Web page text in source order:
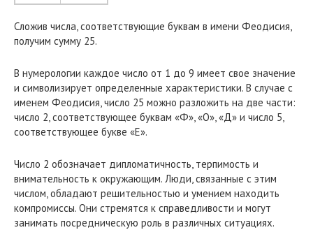
Сложив числа, соответствующие буквам в имени Феодисия,
получим сумму 25.
В нумерологии каждое число от 1 до 9 имеет свое значение
и символизирует определенные характеристики. В случае с
именем Феодисия, число 25 можно разложить на две части:
число 2, соответствующее буквам «Ф», «О», «Д» и число 5,
соответствующее букве «Е».
Число 2 обозначает дипломатичность, терпимость и
внимательность к окружающим. Люди, связанные с этим
числом, обладают решительностью и умением находить
компромиссы. Они стремятся к справедливости и могут
занимать посредническую роль в различных ситуациях.